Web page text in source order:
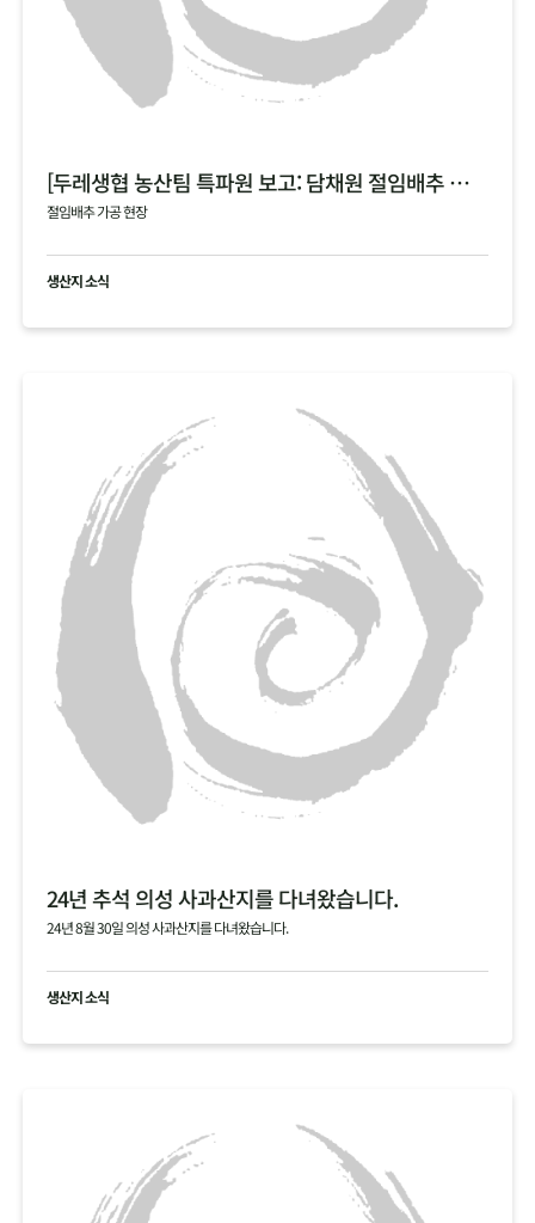
[두레생협 농산팀 특파원 보고: 담채원 절임배추 가공 현장]
절임배추 가공 현장
생산지 소식
24년 추석 의성 사과산지를 다녀왔습니다.
24년 8월 30일 의성 사과산지를 다녀왔습니다.
생산지 소식